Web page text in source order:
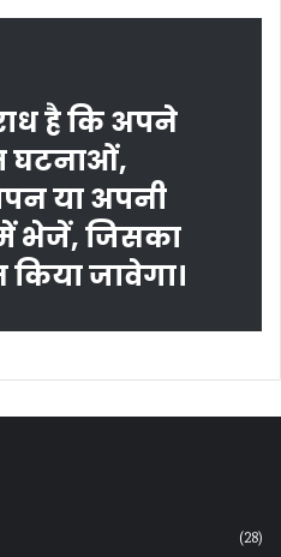
है कि अपने
घटनाओं,
या अपनी
भेजें, जिसका
किया जावेगा।
(28)